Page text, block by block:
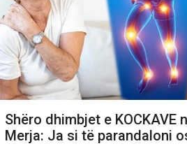
Shëro dhimbjet e KOCKAVE
Merja: Ja si të parandaloni